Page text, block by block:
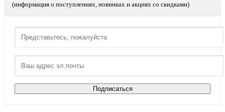
(информация о поступлениях, новинках и акциях со скидками)